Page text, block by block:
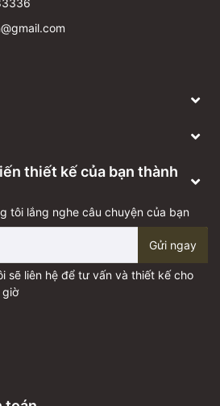
thiết kế của bạn thành
tôi lắng nghe câu chuyện của bạn
Gửi ngay
sẽ liên hệ để tư vấn và thiết kế cho
giờ